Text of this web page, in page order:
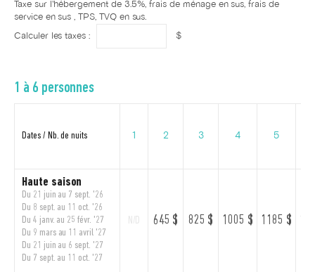
Taxe sur l'hébergement de 3.5%, frais de ménage en sus, frais de
service en sus , TPS, TVQ en sus.
Calculer les taxes : $
1 à 6 personnes
Dates / Nb. de nuits 2 3 4 5
Haute saison
Du 21 juin au 7 sept. '26
Du 8 sept. au 11 oct. '26
Du 4 janv. au 25 févr. '27
Du 9 mars au 11 avril '27
Du 21 juin au 6 sept. '27
Du 7 sept. au 11 oct. '27
645 $ 825 $ 1005 $ 1185 $